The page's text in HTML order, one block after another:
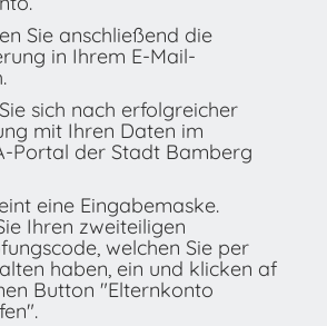
Sie anschließend die
in Ihrem E-Mail-
sich nach erfolgreicher
mit Ihren Daten im
Portal der Stadt Bamberg
eine Eingabemaske.
Ihren zweiteiligen
welchen Sie per
haben, ein und klicken af
Button "Elternkonto